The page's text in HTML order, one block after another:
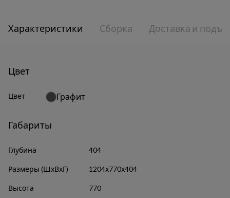
Характеристики Сборка Доставка и
Цвет
Цвет Графит
Габариты
Глубина 404
Размеры (ШхВхГ) 1204х770х404
Высота 770